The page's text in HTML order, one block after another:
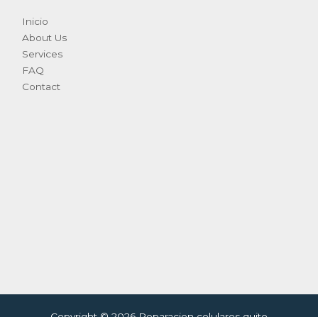
Inicio
About Us
Services
FAQ
Contact